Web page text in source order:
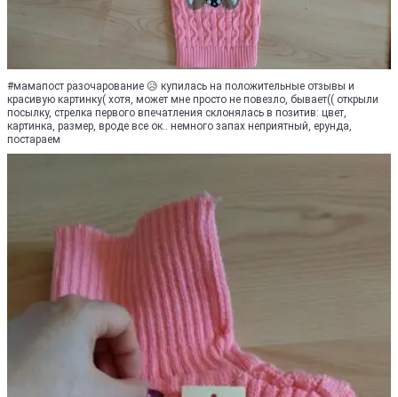
#мамапост разочарование 😥 купилась на положительные отзывы и
красивую картинку( хотя, может мне просто не повезло, бывает(( открыли
посылку, стрелка первого впечатления склонялась в позитив: цвет,
картинка, размер, вроде все ок.. немного запах неприятный, ерунда,
постараем